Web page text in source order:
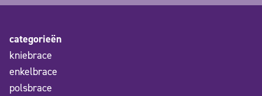
categorieën
kniebrace
enkelbrace
polsbrace